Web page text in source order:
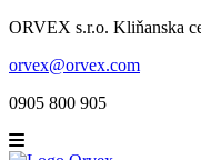
ORVEX s.r.o. Kliňanska
orvex@orvex.com
0905 800 905